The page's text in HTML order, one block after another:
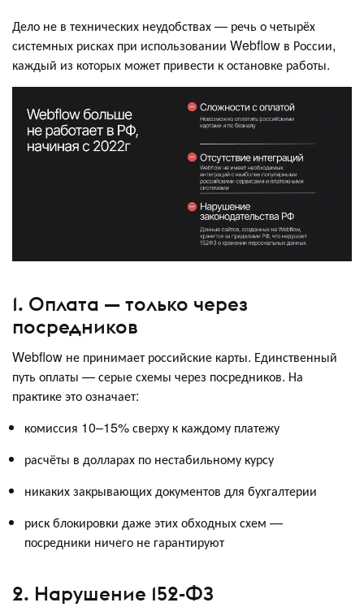
Дело не в технических неудобствах — речь о четырёх
системных рисках при использовании Webflow в России,
каждый из которых может привести к остановке работы.
1. Оплата — только через
посредников
Webflow не принимает российские карты. Единственный
путь оплаты — серые схемы через посредников. На
практике это означает:
комиссия 10–15% сверху к каждому платежу
расчёты в долларах по нестабильному курсу
никаких закрывающих документов для бухгалтерии
риск блокировки даже этих обходных схем —
посредники ничего не гарантируют
2. Нарушение 152-ФЗ